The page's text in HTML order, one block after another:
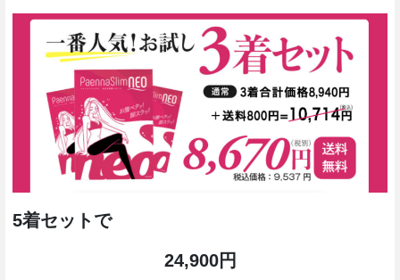
5着セットで
24,900円